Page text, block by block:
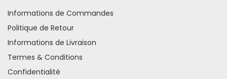
Informations de Commandes
Politique de Retour
Informations de Livraison
Termes & Conditions
Confidentialité